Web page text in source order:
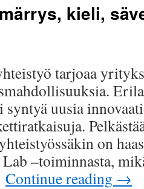
kieli,
tarjoaa
syntyä uusia
on
–toiminnasta,
Continue reading →